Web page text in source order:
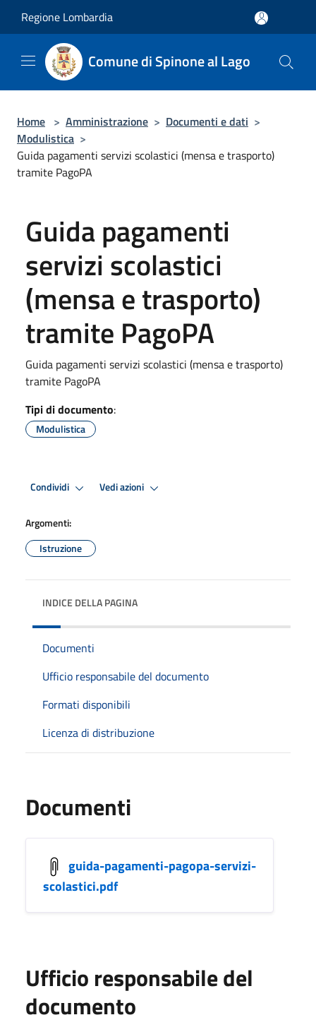
Regione Lombardia
Comune di Spinone al Lago
Home > Amministrazione > Documenti e dati >
Modulistica >
Guida pagamenti servizi scolastici (mensa e trasporto)
tramite PagoPA
Guida pagamenti
servizi scolastici
(mensa e trasporto)
tramite PagoPA
Guida pagamenti servizi scolastici (mensa e trasporto)
tramite PagoPA
Tipi di documento:
Modulistica
Condividi Vedi azioni
Argomenti:
Istruzione
INDICE DELLA PAGINA
Documenti
Ufficio responsabile del documento
Formati disponibili
Licenza di distribuzione
Documenti
guida-pagamenti-pagopa-servizi-
scolastici.pdf
Ufficio responsabile del
documento